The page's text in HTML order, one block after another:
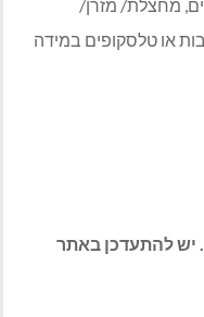
מחצלת/ מזרן/
או טלסקופים במידה
יש להתעדכן באתר